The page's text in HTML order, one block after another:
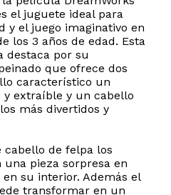
el juguete ideal para
y el juego imaginativo en
los 3 años de edad. Esta
destaca por su
que ofrece dos
característico un
y extraíble y un cabello
más divertidos y
de felpa los
pieza sorpresa en
su interior. Además el
transformar en un